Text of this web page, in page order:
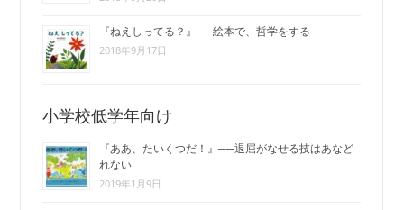
『ねえしってる？』──絵本で、哲学をする
2018年9月17日
小学校低学年向け
『ああ、たいくつだ！』──退屈がなせる技はあなど
れない
2019年1月9日